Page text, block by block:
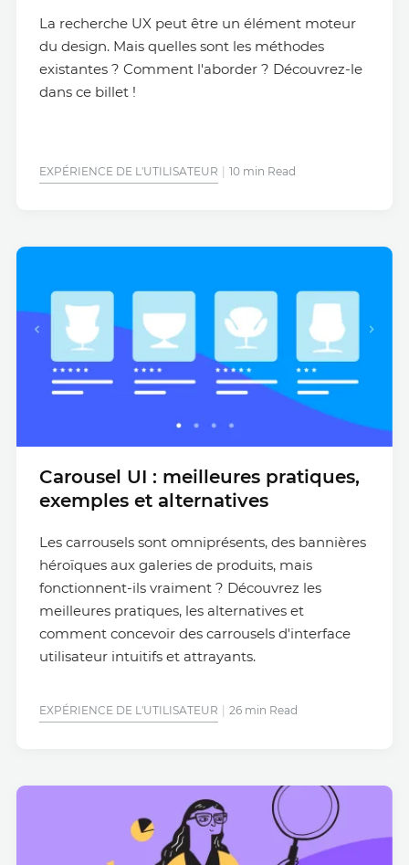
La recherche UX peut être un élément moteur
du design. Mais quelles sont les méthodes
existantes ? Comment l'aborder ? Découvrez-le
dans ce billet !
EXPÉRIENCE DE L'UTILISATEUR 10 min Read
Carousel UI : meilleures pratiques,
exemples et alternatives
Les carrousels sont omniprésents, des bannières
héroïques aux galeries de produits, mais
fonctionnent-ils vraiment ? Découvrez les
meilleures pratiques, les alternatives et
comment concevoir des carrousels d'interface
utilisateur intuitifs et attrayants.
EXPÉRIENCE DE L'UTILISATEUR 26 min Read